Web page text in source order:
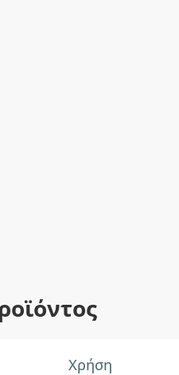
Χρήση